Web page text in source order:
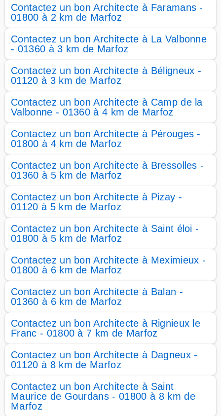
Contactez un bon Architecte à Faramans -
01800 à 2 km de Marfoz
Contactez un bon Architecte à La Valbonne
- 01360 à 3 km de Marfoz
Contactez un bon Architecte à Béligneux -
01120 à 3 km de Marfoz
Contactez un bon Architecte à Camp de la
Valbonne - 01360 à 4 km de Marfoz
Contactez un bon Architecte à Pérouges -
01800 à 4 km de Marfoz
Contactez un bon Architecte à Bressolles -
01360 à 5 km de Marfoz
Contactez un bon Architecte à Pizay -
01120 à 5 km de Marfoz
Contactez un bon Architecte à Saint éloi -
01800 à 5 km de Marfoz
Contactez un bon Architecte à Meximieux -
01800 à 6 km de Marfoz
Contactez un bon Architecte à Balan -
01360 à 6 km de Marfoz
Contactez un bon Architecte à Rignieux le
Franc - 01800 à 7 km de Marfoz
Contactez un bon Architecte à Dagneux -
01120 à 8 km de Marfoz
Contactez un bon Architecte à Saint
Maurice de Gourdans - 01800 à 8 km de
Marfoz